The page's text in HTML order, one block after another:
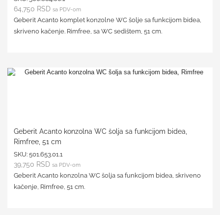
64,750 RSD sa PDV-om
Geberit Acanto komplet konzolne WC šolje sa funkcijom bidea,
skriveno kačenje. Rimfree, sa WC sedištem, 51 cm.
Geberit Acanto konzolna WC šolja sa funkcijom bidea,
Rimfree, 51 cm
SKU: 501.653.01.1
39,750 RSD sa PDV-om
Geberit Acanto konzolna WC šolja sa funkcijom bidea, skriveno
kačenje, Rimfree, 51 cm.